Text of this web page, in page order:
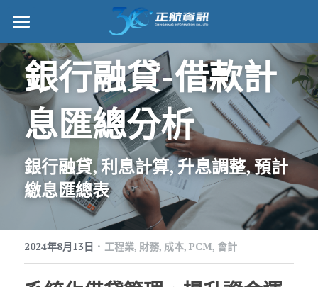
正航首頁
數位轉型
管理功能
標竿客戶
詢問/採購
客戶服務
正航願景
關於正航
銀行融貸-借款計
息匯總分析
銀行融貸, 利息計算, 升息調整, 預計
繳息匯總表
2024年8月13日 · 工程業, 財務, 成本, PCM, 會計